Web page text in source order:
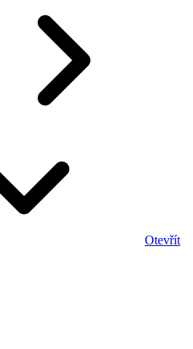
Otevřít